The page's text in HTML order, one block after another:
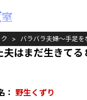
バラバラ夫婦～手足
はまだ生きてる
： 野生くずり